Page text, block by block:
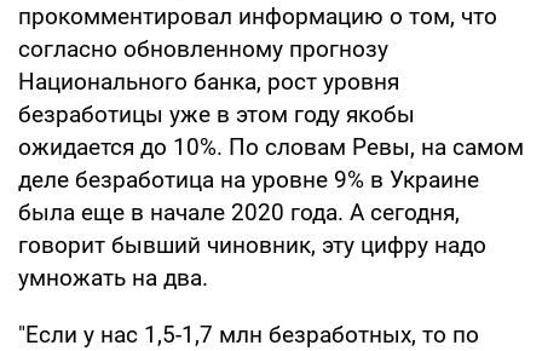
прокомментировал информацию о том, что
согласно обновленному прогнозу
Национального банка, рост уровня
безработицы уже в этом году якобы
ожидается до 10%. По словам Ревы, на самом
деле безработица на уровне 9% в Украине
была еще в начале 2020 года. А сегодня,
говорит бывший чиновник, эту цифру надо
умножать на два.
"Если у нас 1,5-1,7 млн безработных, то по